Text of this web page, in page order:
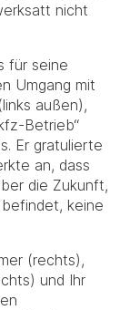
nicht
für seine
Umgang mit
außen),
Betrieb“
Er gratulierte
an, dass
die Zukunft,
keine
(rechts),
und Ihr